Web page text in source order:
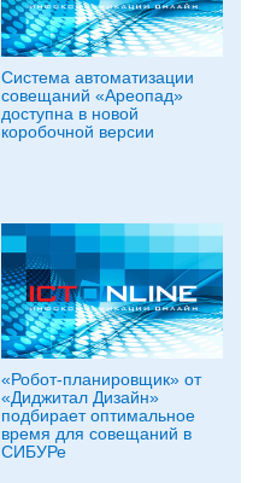
Система автоматизации
совещаний «Ареопад»
доступна в новой
коробочной версии
«Робот-планировщик» от
«Диджитал Дизайн»
подбирает оптимальное
время для совещаний в
СИБУРе